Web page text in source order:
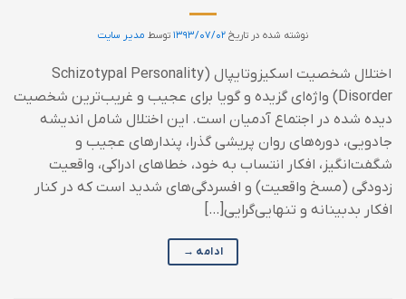
نوشته شده در تاریخ ۱۳۹۳/۰۷/۰۲ توسط مدیر سایت
اختلال شخصیت اسکیزوتایپال (Schizotypal Personality
Disorder) واژه‌ای گزیده و گویا برای عجیب و غریب‌ترین شخصیت
دیده شده در اجتماع آدمیان است. این اختلال شامل اندیشه
جادویی، دوره‌های روان پریشی گذرا، پندارهای عجیب و
شگفت‌انگیز، افکار انتساب به خود، خطاهای ادراکی، واقعیت
زدودگی (مسخ واقعیت) و افسردگی‌های شدید است که در کنار
افکار بدبینانه و تنهایی‌گرایی[…]
ادامه →